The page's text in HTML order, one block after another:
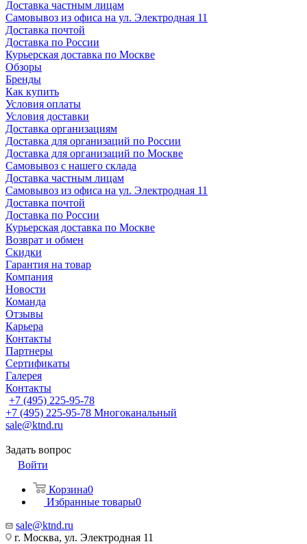
Доставка частным лицам
Самовывоз из офиса на ул. Электродная 11
Доставка почтой
Доставка по России
Курьерская доставка по Москве
Обзоры
Бренды
Как купить
Условия оплаты
Условия доставки
Доставка организациям
Доставка для организаций по России
Доставка для организаций по Москве
Самовывоз с нашего склада
Доставка частным лицам
Самовывоз из офиса на ул. Электродная 11
Доставка почтой
Доставка по России
Курьерская доставка по Москве
Возврат и обмен
Скидки
Гарантия на товар
Компания
Новости
Команда
Отзывы
Карьера
Контакты
Партнеры
Сертификаты
Галерея
Контакты
+7 (495) 225-95-78
+7 (495) 225-95-78 Многоканальный
sale@ktnd.ru
Задать вопрос
Войти
Корзина0
Избранные товары0
sale@ktnd.ru
г. Москва, ул. Электродная 11